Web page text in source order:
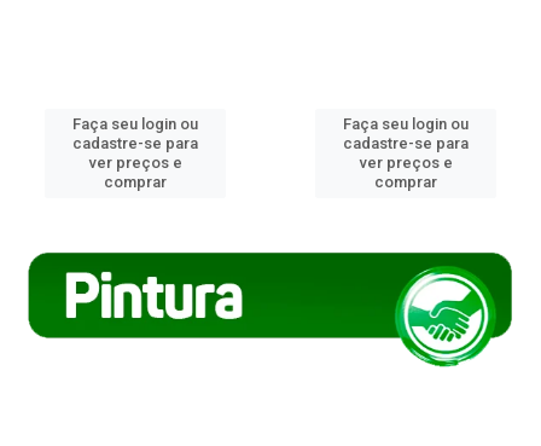
Faça seu login ou
cadastre-se para
ver preços e
comprar
Faça seu login ou
cadastre-se para
ver preços e
comprar